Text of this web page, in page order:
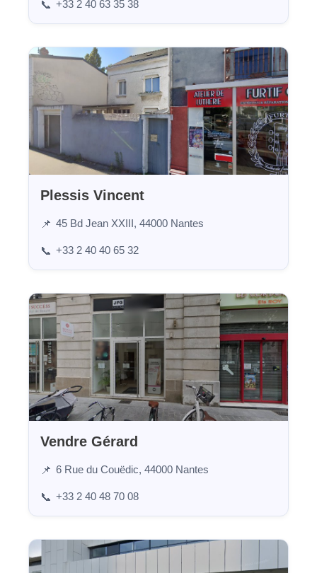
📞 +33 2 40 63 35 38
Plessis Vincent
📌 45 Bd Jean XXIII, 44000 Nantes
📞 +33 2 40 40 65 32
Vendre Gérard
📌 6 Rue du Couëdic, 44000 Nantes
📞 +33 2 40 48 70 08